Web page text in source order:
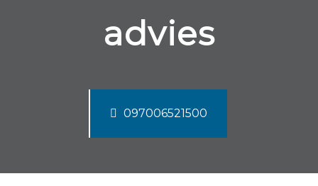
advies
097006521500